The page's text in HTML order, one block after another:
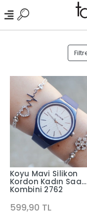
Koyu Mavi Silikon
Kordon Kadın Saat
Kombini 2762
599,90 TL